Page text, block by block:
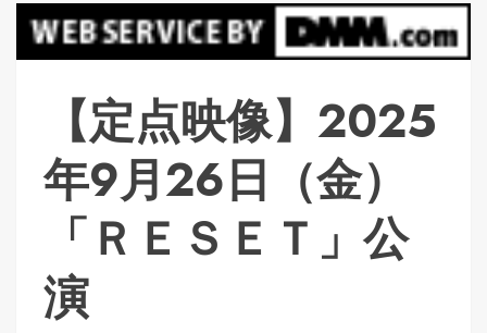
【定点映像】2025
年9月26日（金）
「ＲＥＳＥＴ」公
演